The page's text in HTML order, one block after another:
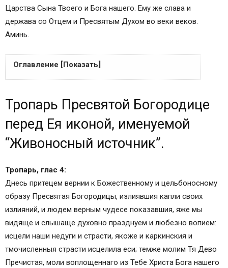
Царства Сына Твоего и Бога нашего. Ему же слава и
держава со Отцем и Пресвятым Духом во веки веков.
Аминь.
Оглавление [Показать]
иконой, именуемой “Живоносный источник”.
Значение иконы и в чем она помогает
В чем помогает икона Живоносный Источник
Какое чудо сотворила божественная святыня
В каких храмах находится икона Богородицы
Живоносный Источник
О чем молятся иконе Живоносный Источник
Молитва Живоносному Источнику
Кондак 1
Икос 1
Кондак 2
Икос 2
Тропарь Пресвятой Богородице
перед Ея иконой, именуемой
“Живоносный источник”.
Тропарь, глас 4:
Днесь притецем вернии к Божественному и цельбоносному
образу Пресвятая Богородицы, излиявшия капли своих
излияний, и людем верным чудесе показавшия, яже мы
видяще и слышаще духовно празднуем и любезно вопием:
исцели наши недуги и страсти, якоже и каркинския и
тмочисленныя страсти исцелила еси; темже молим Тя Дево
Пречистая, моли воплощеннаго из Тебе Христа Бога нашего